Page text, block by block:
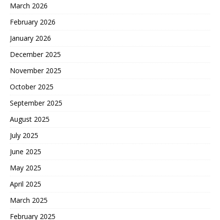
March 2026
February 2026
January 2026
December 2025
November 2025
October 2025
September 2025
August 2025
July 2025
June 2025
May 2025
April 2025
March 2025
February 2025